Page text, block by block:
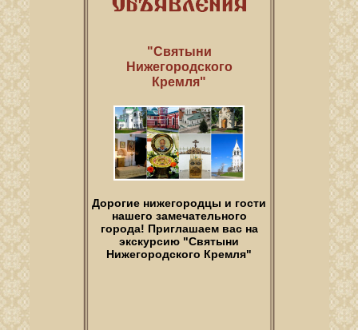
"Святыни
Нижегородского
Кремля"
Дорогие нижегородцы и гости
нашего замечательного
города! Приглашаем вас на
экскурсию "Святыни
Нижегородского Кремля"